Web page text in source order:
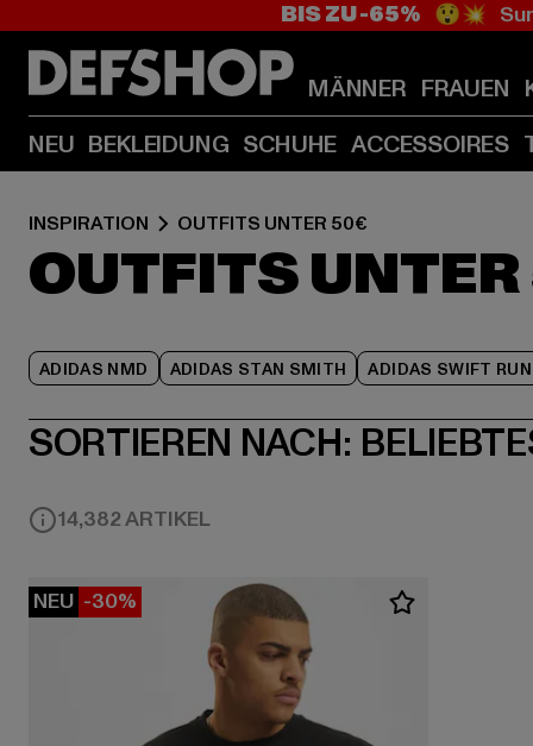
BIS ZU -65% 😲💥
MÄNNER FRAUEN
NEU BEKLEIDUNG SCHUHE ACCESSOIRES
INSPIRATION OUTFITS UNTER 50€
OUTFITS
ADIDAS NMD ADIDAS STAN SMITH ADIDAS SWIFT RUN
SORTIEREN NACH:
14,382 ARTIKEL
NEU -30%